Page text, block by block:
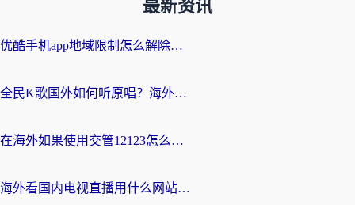
最新资讯
优酷手机app地域限制怎么解除？海外党亲测有效的追剧方案
全民K歌国外如何听原唱？海外党亲测有效的回国加速器选择指南
在海外如果使用交管12123怎么处理？留学生亲测有效的回国加速方案
海外看国内电视直播用什么网站比较好？一篇解决你所有追剧难题的实用指南